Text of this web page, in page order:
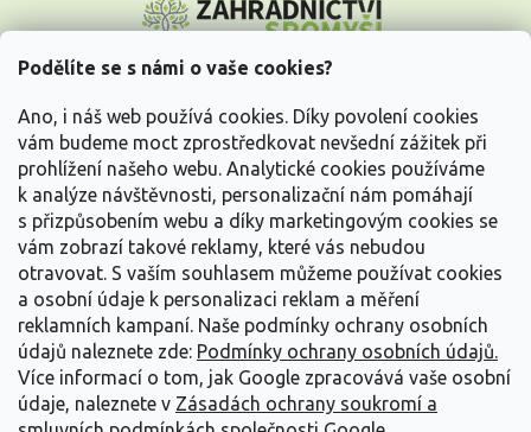
Podělíte se s námi o vaše cookies?
Ano, i náš web používá cookies. Díky povolení cookies
vám budeme moct zprostředkovat nevšední zážitek při
prohlížení našeho webu. Analytické cookies používáme
k analýze návštěvnosti, personalizační nám pomáhají
s přizpůsobením webu a díky marketingovým cookies se
vám zobrazí takové reklamy, které vás nebudou
otravovat. S vaším souhlasem můžeme používat cookies
a osobní údaje k personalizaci reklam a měření
reklamních kampaní. Naše podmínky ochrany osobních
údajů naleznete zde: Podmínky ochrany osobních údajů.
Více informací o tom, jak Google zpracovává vaše osobní
údaje, naleznete v Zásadách ochrany soukromí a
p
Vše o nákupu
Informace pro Vás
Kontakujte nás